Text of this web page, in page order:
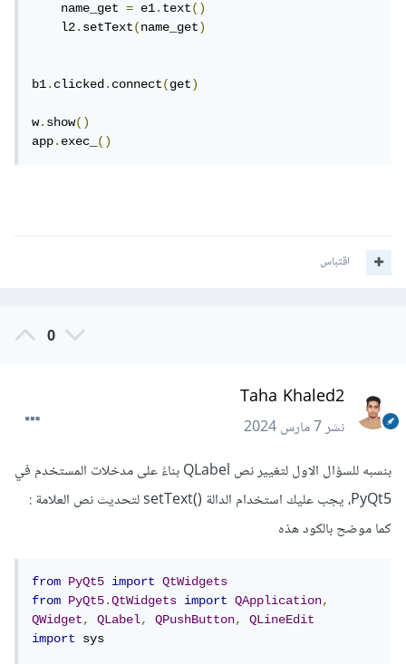
    name_get
= e1.text()
    l2
.setText(name_get)
b1.clicked.connect(get)
w.show()
app.exec_()
اقتباس
0
Taha Khaled2
نشر7 مارس 2024
بنسبه للسؤال الاول لتغيير نص QLabel بناءً على مدخلات المستخدم في
PyQt5، يجب عليك استخدام الدالة ()setText لتحديث نص العلامة :
كما موضح بالكود هذه
from PyQt5 import
QtWidgets
from
PyQt5.QtWidgets import QApplication,
QWidget, QLabel, QPushButton,
QLineEdit
import
sys